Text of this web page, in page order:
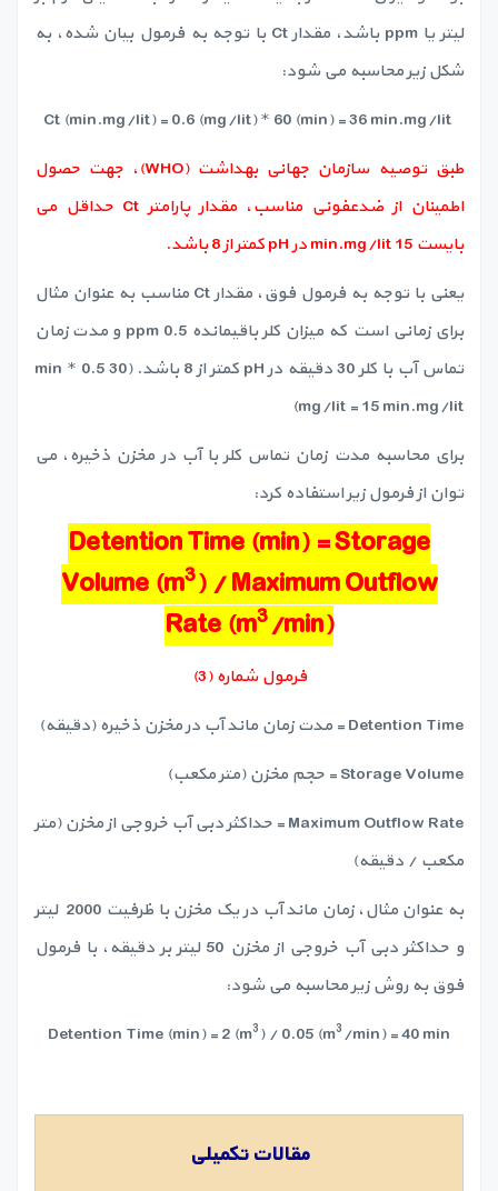
لیتر یا ppm باشد، مقدار Ct با توجه به فرمول بیان شده، به
شکل زیر محاسبه می شود:
طبق توصیه سازمان جهانی بهداشت (WHO)، جهت حصول
اطمینان از ضدعفونی مناسب، مقدار پارامتر Ct حداقل می
بایست 15 min.mg/lit در pH کمتر از 8 باشد.
یعنی با توجه به فرمول فوق، مقدار Ct مناسب به عنوان مثال
برای زمانی است که میزان کلر باقیمانده 0.5 ppm و مدت زمان
تماس آب با کلر 30 دقیقه در pH کمتر از 8 باشد. (30 min * 0.5
mg/lit = 15 min.mg/lit)
برای محاسبه مدت زمان تماس کلر با آب در مخزن ذخیره، می
توان از فرمول زیر استفاده کرد:
Detention Time (min) = Storage
Volume (m3) / Maximum Outflow
Rate (m3/min)
فرمول شماره (3)
Detention Time = مدت زمان ماند آب در مخزن ذخیره (دقیقه)
Storage Volume = حجم مخزن (متر مکعب)
Maximum Outflow Rate = حداکثر دبی آب خروجی از مخزن (متر
مکعب / دقیقه)
به عنوان مثال، زمان ماند آب در یک مخزن با ظرفیت 2000 لیتر
و حداکثر دبی آب خروجی از مخزن 50 لیتر بر دقیقه، با فرمول
فوق به روش زیر محاسبه می شود:
Detention Time (min) = 2 (m3) / 0.05 (m3/min) = 40 min
مقالات تکمیلی